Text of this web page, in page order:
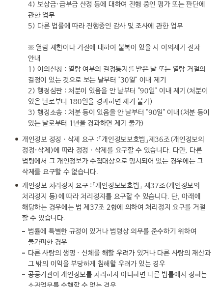
4) 보상금·급부금 산정 등에 대하여 진행 중인 평가 또는 판단에
관한 업무
5) 다른 법률에 따라 진행중인 감사 및 조사에 관한 업무
※ 열람 제한이나 거절에 대하여 불복이 있을 시 이의제기 절차
안내
1) 이의신청 : 열람 여부의 결정통지를 받은 날 또는 열람 거절의
결정이 있는 것으로 보는 날부터 "30일" 이내 제기
2) 행정심판 : 처분이 있음을 안 날부터 "90일" 이내 제기(처분이
있은 날로부터 180일을 경과하면 제기 불가)
3) 행정소송 : 처분 등이 있음을 안 날부터 "90일" 이내(처분 등이
있는 날로부터 1년을 경과하면 제기 불가)
개인정보 정정ㆍ삭제 요구 :「개인정보보호법」제36조(개인정보의
정정·삭제)에 따라 정정ㆍ삭제를 요구할 수 있습니다. 다만, 다른
법령에서 그 개인정보가 수집대상으로 명시되어 있는 경우에는 그
삭제를 요구할 수 없습니다.
개인정보 처리정지 요구 :「개인정보보호법」 제37조(개인정보의
처리정지 등)에 따라 처리정지를 요구할 수 있습니다. 단, 아래에
해당하는 경우에는 법 제37조 2항에 의하여 처리정지 요구를 거절
할 수 있습니다.
법률에 특별한 규정이 있거나 법령상 의무를 준수하기 위하여
불가피한 경우
다른 사람의 생명ㆍ신체를 해할 우려가 있거나 다른 사람의 재산과
그 밖의 이익을 부당하게 침해할 우려가 있는 경우
공공기관이 개인정보를 처리하지 아니하면 다른 법률에서 정하는